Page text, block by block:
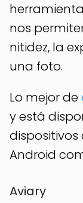
nos
nitidez, la
una foto.
Lo mejor de
y está
Android
Aviary